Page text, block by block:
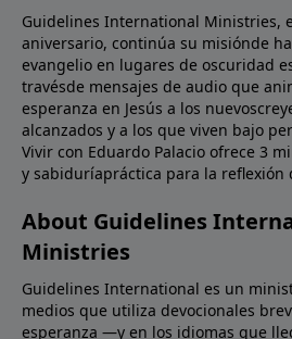
Guidelines International Ministries,
aniversario, continúa su misiónde
evangelio en lugares de oscuridad
travésde mensajes de audio que
esperanza en Jesús a los
alcanzados y a los que viven bajo
Vivir con Eduardo Palacio ofrece 3
y sabiduríapráctica para la reflexión
About Guidelines
Ministries
Guidelines International es un
medios que utiliza devocionales
esperanza —y en los idiomas que